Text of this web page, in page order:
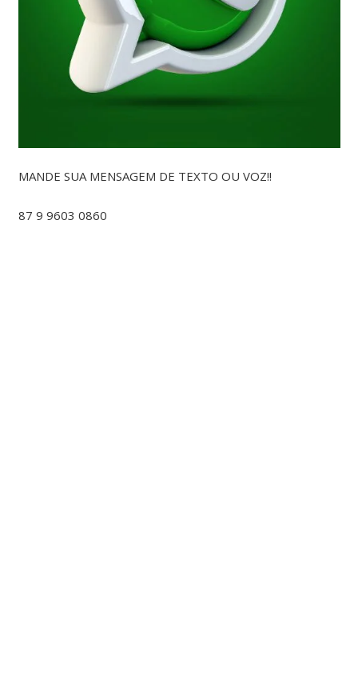
MANDE SUA MENSAGEM DE TEXTO OU VOZ!!
87 9 9603 0860